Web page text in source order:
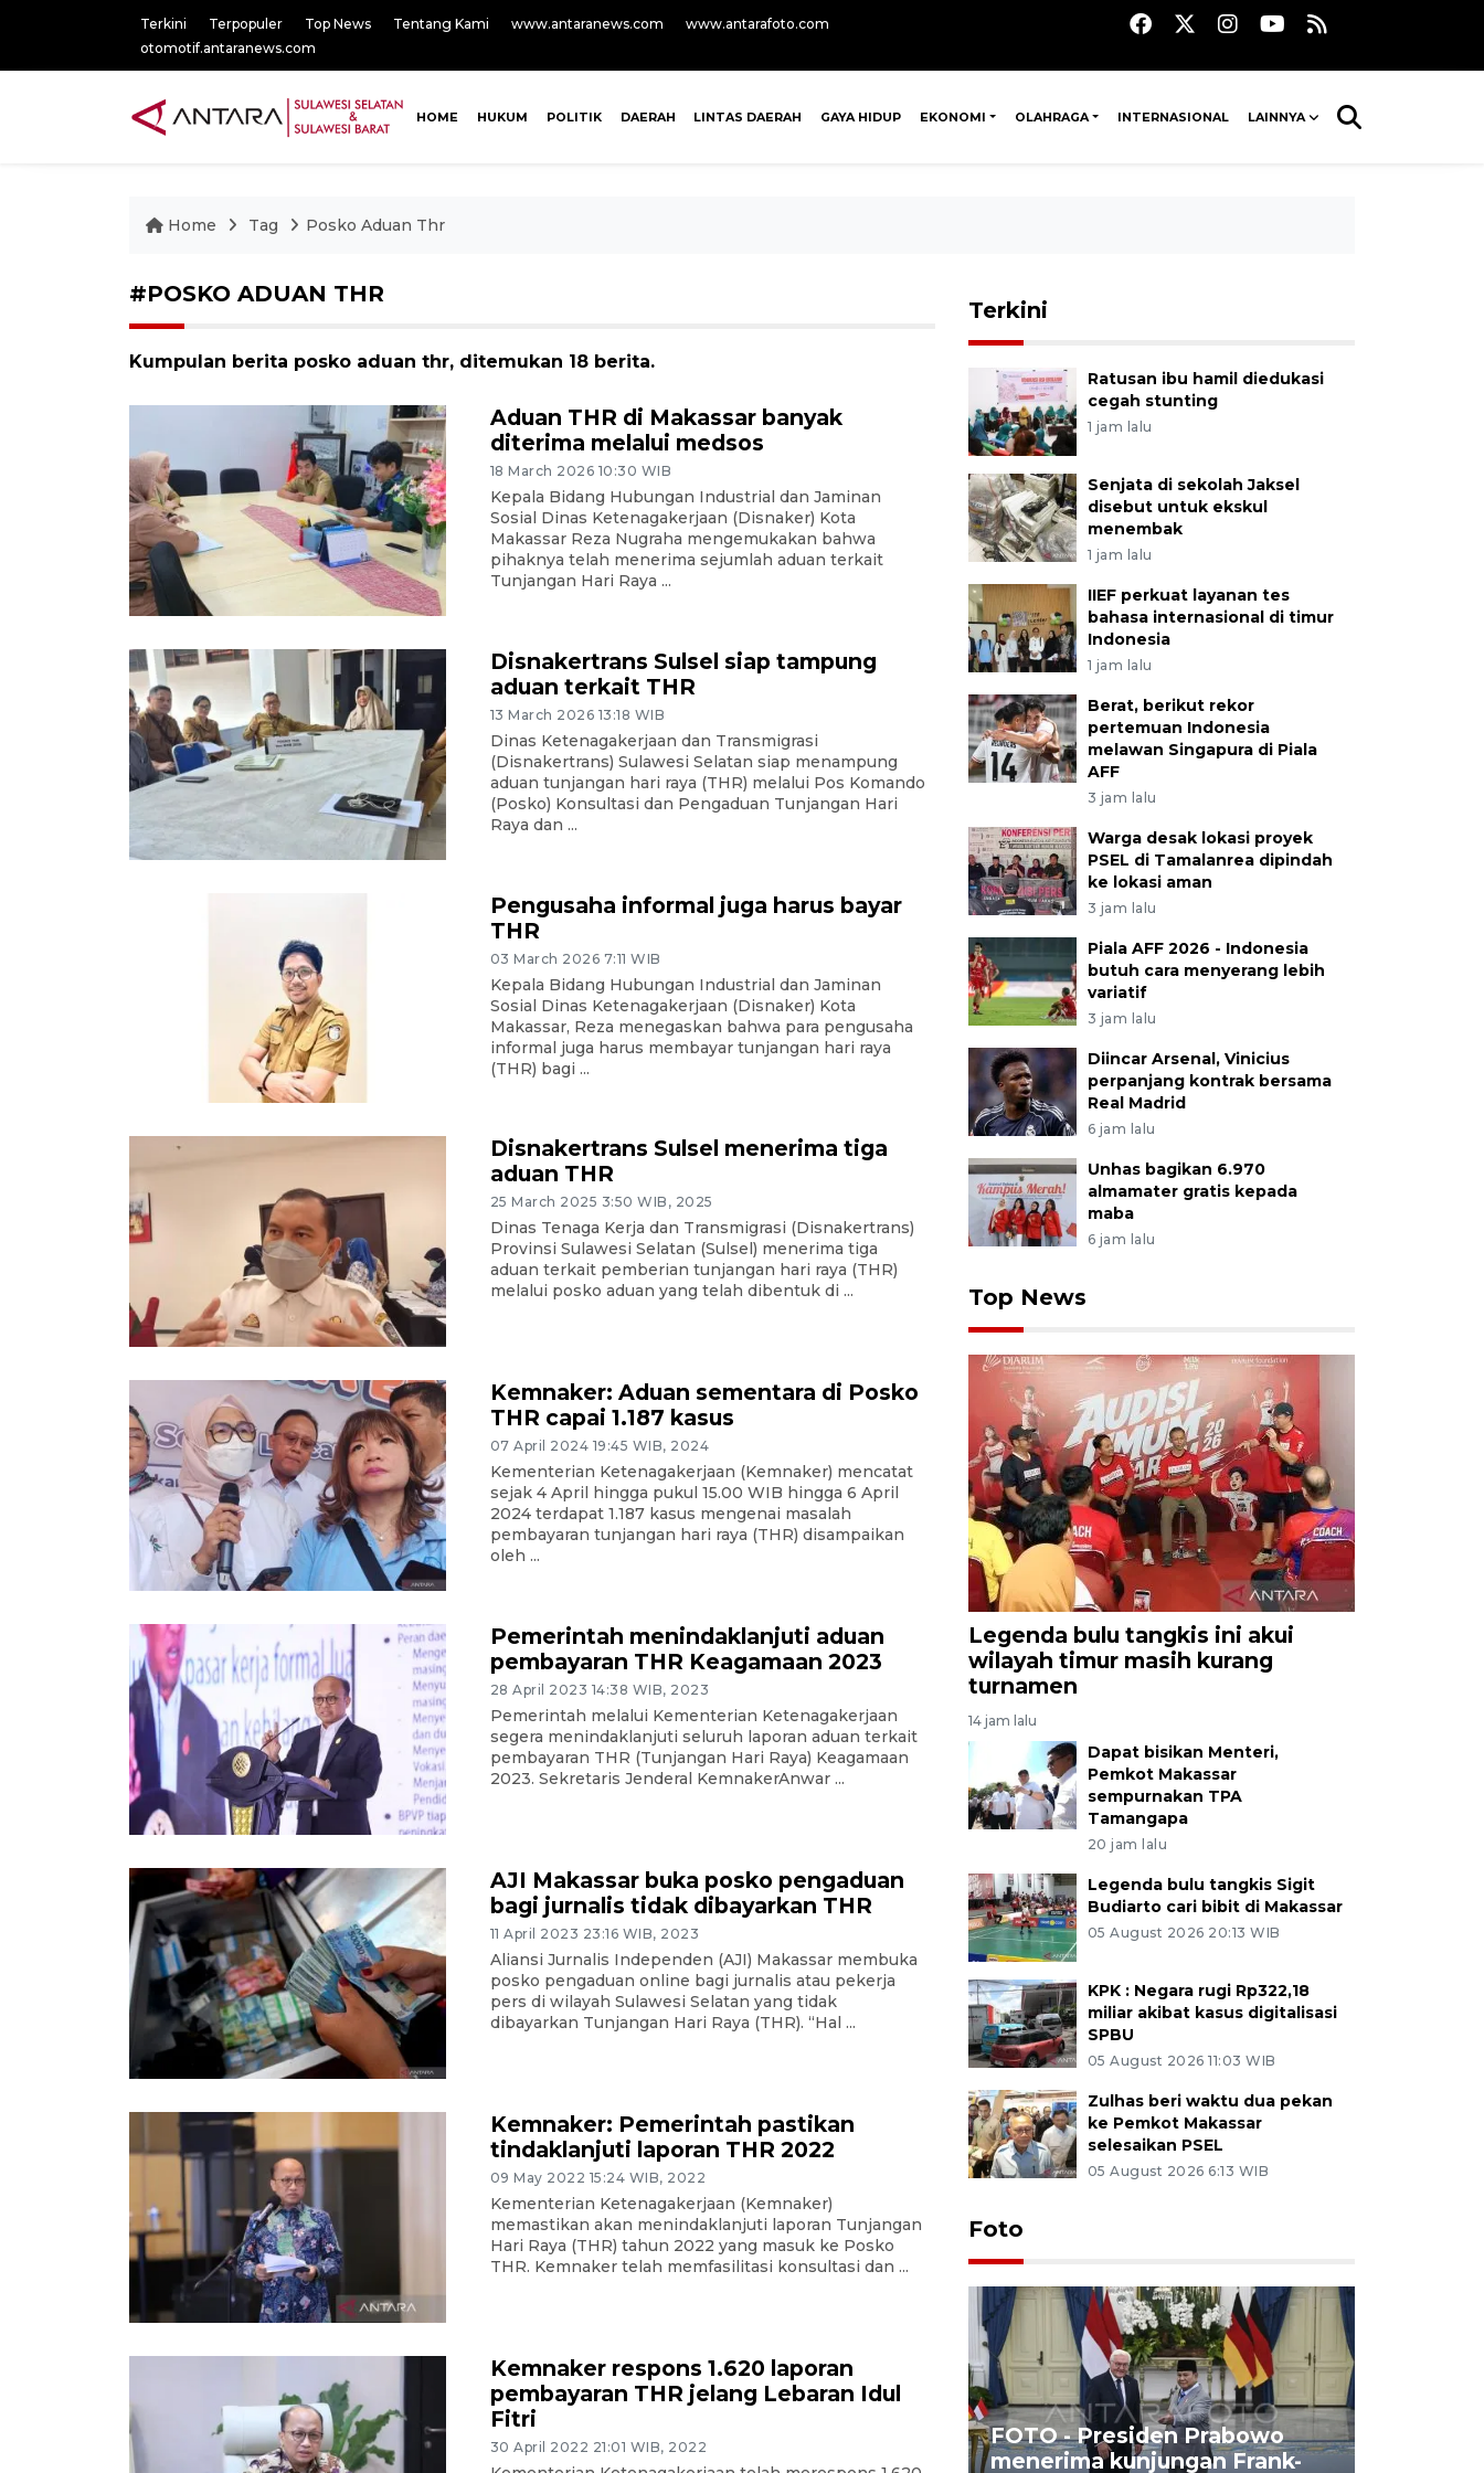
Terkini Terpopuler Top News Tentang Kami www.antaranews.com
www.antarafoto.com
otomotif.antaranews.com
HOME HUKUM POLITIK DAERAH LINTAS DAERAH GAYA HIDUP EKONOMI OLAHRAGA INTERNASIONAL LAINNYA
Home Tag Posko Aduan Thr
#POSKO ADUAN THR
Kumpulan berita posko aduan thr, ditemukan 18 berita.
Aduan THR di Makassar banyak
diterima melalui medsos
18 March 2026 10:30 WIB
Kepala Bidang Hubungan Industrial dan Jaminan
Sosial Dinas Ketenagakerjaan (Disnaker) Kota
Makassar Reza Nugraha mengemukakan bahwa
pihaknya telah menerima sejumlah aduan terkait
Tunjangan Hari Raya ...
Disnakertrans Sulsel siap tampung
aduan terkait THR
13 March 2026 13:18 WIB
Dinas Ketenagakerjaan dan Transmigrasi
(Disnakertrans) Sulawesi Selatan siap menampung
aduan tunjangan hari raya (THR) melalui Pos Komando
(Posko) Konsultasi dan Pengaduan Tunjangan Hari
Raya dan ...
Pengusaha informal juga harus bayar
THR
03 March 2026 7:11 WIB
Kepala Bidang Hubungan Industrial dan Jaminan
Sosial Dinas Ketenagakerjaan (Disnaker) Kota
Makassar, Reza menegaskan bahwa para pengusaha
informal juga harus membayar tunjangan hari raya
(THR) bagi ...
Disnakertrans Sulsel menerima tiga
aduan THR
25 March 2025 3:50 WIB, 2025
Dinas Tenaga Kerja dan Transmigrasi (Disnakertrans)
Provinsi Sulawesi Selatan (Sulsel) menerima tiga
aduan terkait pemberian tunjangan hari raya (THR)
melalui posko aduan yang telah dibentuk di ...
Kemnaker: Aduan sementara di Posko
THR capai 1.187 kasus
07 April 2024 19:45 WIB, 2024
Kementerian Ketenagakerjaan (Kemnaker) mencatat
sejak 4 April hingga pukul 15.00 WIB hingga 6 April
2024 terdapat 1.187 kasus mengenai masalah
pembayaran tunjangan hari raya (THR) disampaikan
oleh ...
Pemerintah menindaklanjuti aduan
pembayaran THR Keagamaan 2023
28 April 2023 14:38 WIB, 2023
Pemerintah melalui Kementerian Ketenagakerjaan
segera menindaklanjuti seluruh laporan aduan terkait
pembayaran THR (Tunjangan Hari Raya) Keagamaan
2023. Sekretaris Jenderal KemnakerAnwar ...
AJI Makassar buka posko pengaduan
bagi jurnalis tidak dibayarkan THR
11 April 2023 23:16 WIB, 2023
Aliansi Jurnalis Independen (AJI) Makassar membuka
posko pengaduan online bagi jurnalis atau pekerja
pers di wilayah Sulawesi Selatan yang tidak
dibayarkan Tunjangan Hari Raya (THR). “Hal ...
Kemnaker: Pemerintah pastikan
tindaklanjuti laporan THR 2022
09 May 2022 15:24 WIB, 2022
Kementerian Ketenagakerjaan (Kemnaker)
memastikan akan menindaklanjuti laporan Tunjangan
Hari Raya (THR) tahun 2022 yang masuk ke Posko
THR. Kemnaker telah memfasilitasi konsultasi dan ...
Kemnaker respons 1.620 laporan
pembayaran THR jelang Lebaran Idul
Fitri
30 April 2022 21:01 WIB, 2022
Terkini
Ratusan ibu hamil diedukasi
cegah stunting
1 jam lalu
Senjata di sekolah Jaksel
disebut untuk ekskul
menembak
1 jam lalu
IIEF perkuat layanan tes
bahasa internasional di timur
Indonesia
1 jam lalu
Berat, berikut rekor
pertemuan Indonesia
melawan Singapura di Piala
AFF
3 jam lalu
Warga desak lokasi proyek
PSEL di Tamalanrea dipindah
ke lokasi aman
3 jam lalu
Piala AFF 2026 - Indonesia
butuh cara menyerang lebih
variatif
3 jam lalu
Diincar Arsenal, Vinicius
perpanjang kontrak bersama
Real Madrid
6 jam lalu
Unhas bagikan 6.970
almamater gratis kepada
maba
6 jam lalu
Top News
Legenda bulu tangkis ini akui
wilayah timur masih kurang
turnamen
14 jam lalu
Dapat bisikan Menteri,
Pemkot Makassar
sempurnakan TPA
Tamangapa
20 jam lalu
Legenda bulu tangkis Sigit
Budiarto cari bibit di Makassar
05 August 2026 20:13 WIB
KPK : Negara rugi Rp322,18
miliar akibat kasus digitalisasi
SPBU
05 August 2026 11:03 WIB
Zulhas beri waktu dua pekan
ke Pemkot Makassar
selesaikan PSEL
05 August 2026 6:13 WIB
Foto
FOTO - Kirab memperingati
HUT ke-80 Raja Keraton
FOTO - Presiden Prabowo
menerima kunjungan Frank-